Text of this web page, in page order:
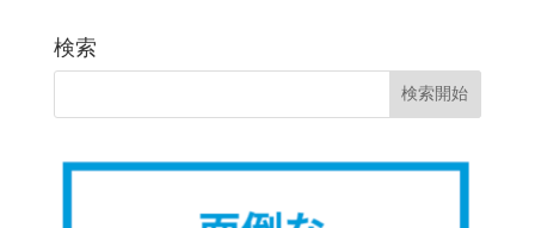
検索